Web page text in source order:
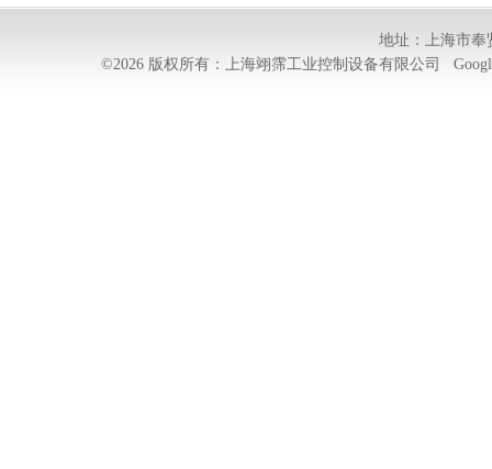
地址：上海市奉
©2026 版权所有：上海翊霈工业控制设备有限公司